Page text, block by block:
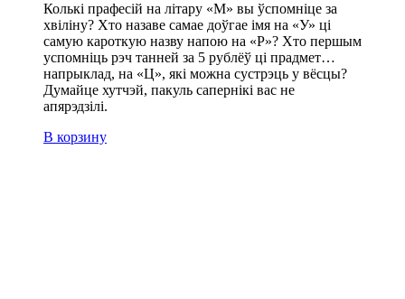
Колькі прафесій на літару «М» вы ўспомніце за
хвіліну? Хто назаве самае доўгае імя на «У» ці
самую кароткую назву напою на «P»? Хто першым
успомніць рэч танней за 5 рублёў ці прадмет…
напрыклад, на «Ц», які можна сустрэць у вёсцы?
Думайце хутчэй, пакуль сапернікі вас не
aпяpэдзiлi.
В корзину